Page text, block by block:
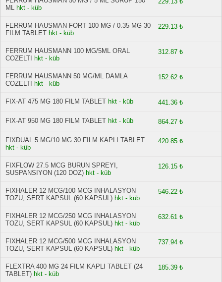
ML hkt - küb
FERRUM HAUSMAN FORT 100 MG / 0.35 MG 30
FILM TABLET hkt - küb
229.13 ₺
FERRUM HAUSMANN 100 MG/5ML ORAL
COZELTI
hkt - küb
312.87 ₺
FERRUM HAUSMANN 50 MG/ML DAMLA
COZELTI
hkt - küb
152.62 ₺
FIX-AT 475 MG 180 FILM TABLET hkt - küb 441.36 ₺
FIX-AT 950 MG 180 FILM TABLET hkt - küb 864.27 ₺
FIXDUAL 5 MG/10 MG 30 FILM KAPLI TABLET
hkt - küb
420.85 ₺
FIXFLOW 27.5 MCG BURUN SPREYI,
SUSPANSIYON (120 DOZ) hkt - küb
126.15 ₺
FIXHALER 12 MCG/100 MCG INHALASYON
TOZU, SERT KAPSUL (60 KAPSUL) hkt - küb
546.22 ₺
FIXHALER 12 MCG/250 MCG INHALASYON
TOZU, SERT KAPSUL (60 KAPSUL) hkt - küb
632.61 ₺
FIXHALER 12 MCG/500 MCG INHALASYON
TOZU, SERT KAPSUL (60 KAPSUL) hkt - küb
737.94 ₺
FLEXTRA 400 MG 24 FILM KAPLI TABLET (24
TABLET) hkt - küb
185.39 ₺